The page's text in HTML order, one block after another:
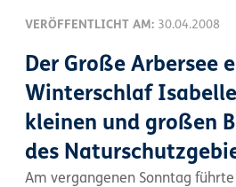
VERÖFFENTLICHT AM: 30.04.2008
Der Große Arbersee
Winterschlaf
kleinen und großen
des
Am vergangenen Sonntag führte